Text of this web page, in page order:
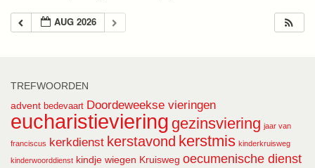
AUG 2026
TREFWOORDEN
advent bedevaart Doordeweekse vieringen
eucharistieviering gezinsviering jaar van
franciscus kerkdienst kerstavond kerstmis kinderkruisweg
kinderwoorddienst kindje wiegen Kruisweg oecumenische dienst